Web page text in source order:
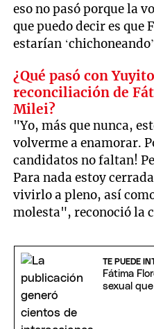
eso no pasó porque la
que puedo decir es que
estarían
¿Qué pasó con
reconciliación de
Milei?
"Yo, más que nunca,
volverme a enamorar.
candidatos no faltan!
Para nada estoy
vivirlo a pleno, así
molesta", reconoció la
TE PUEDE
Fátima
sexual